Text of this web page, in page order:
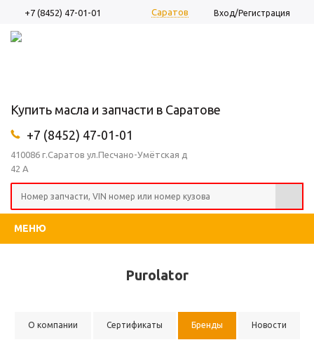
Саратов
+7 (8452) 47-01-01 Вход/Регистрация
МЕНЮ
Купить масла и запчасти в Саратове
410086 г.Саратов ул.Песчано-Умётская д
42 А
+7 (8452) 47-01-01
Purolator
О компании Сертификаты Бренды Новости